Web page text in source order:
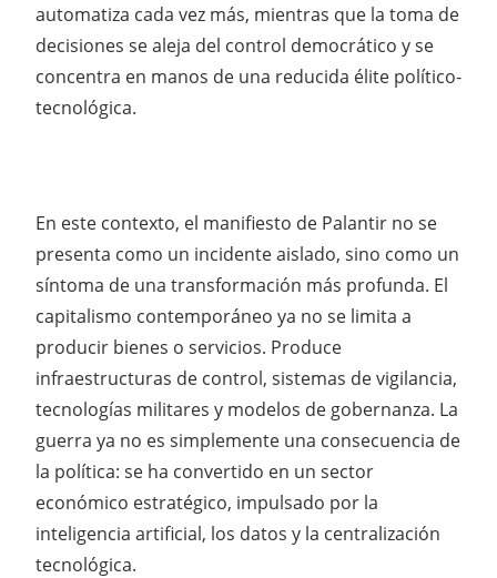
automatiza cada vez más, mientras que la toma de
decisiones se aleja del control democrático y se
concentra en manos de una reducida élite político-
tecnológica.
En este contexto, el manifiesto de Palantir no se
presenta como un incidente aislado, sino como un
síntoma de una transformación más profunda. El
capitalismo contemporáneo ya no se limita a
producir bienes o servicios. Produce
infraestructuras de control, sistemas de vigilancia,
tecnologías militares y modelos de gobernanza. La
guerra ya no es simplemente una consecuencia de
la política: se ha convertido en un sector
económico estratégico, impulsado por la
inteligencia artificial, los datos y la centralización
tecnológica.